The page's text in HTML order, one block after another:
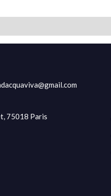
75018 Paris